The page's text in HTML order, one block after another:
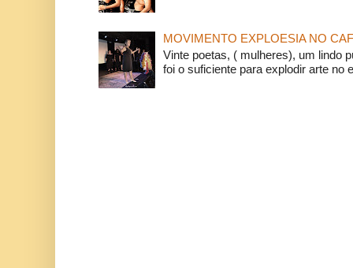
MOVIMENTO EXPLOESIA NO
Vinte poetas, ( mulheres), um lindo
foi o suficiente para explodir arte no